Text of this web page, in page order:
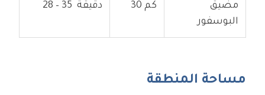
مضيق
البوسفور
30 كم 28 – 35 دقيقة
مساحة المنطقة